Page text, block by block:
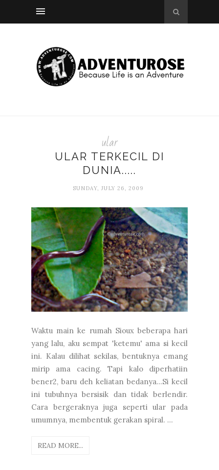
ular
ULAR TERKECIL DI
DUNIA.....
SUNDAY, JULY 26, 2009
Waktu main ke rumah Sioux beberapa hari
yang lalu, aku sempat 'ketemu' ama si kecil
ini. Kalau dilihat sekilas, bentuknya emang
mirip ama cacing. Tapi kalo diperhatiin
bener2, baru deh keliatan bedanya...Si kecil
ini tubuhnya bersisik dan tidak berlendir.
Cara bergeraknya juga seperti ular pada
umumnya, membentuk gerakan spiral. ...
READ MORE...